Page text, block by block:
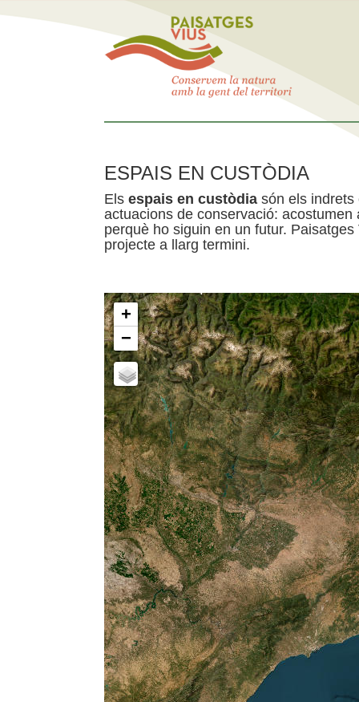
ESPAIS EN CUSTÒDIA
Els espais en custòdia són els indrets
actuacions de conservació:
perquè ho siguin en un futur.
projecte a llarg termini.
+
−